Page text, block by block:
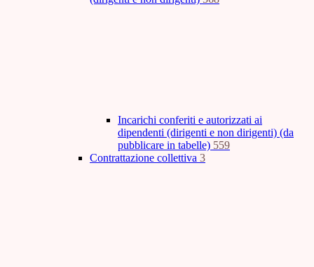
Incarichi conferiti e autorizzati ai
dipendenti (dirigenti e non dirigenti) (da
pubblicare in tabelle) 559
Contrattazione collettiva 3